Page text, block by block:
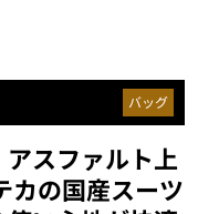
バッグ
アスファルト上
カの国産スーツ